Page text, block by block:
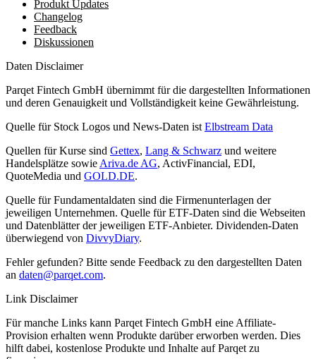
Produkt Updates
Changelog
Feedback
Diskussionen
Daten Disclaimer
Parqet Fintech GmbH übernimmt für die dargestellten Informationen
und deren Genauigkeit und Vollständigkeit keine Gewährleistung.
Quelle für Stock Logos und News-Daten ist Elbstream Data
Quellen für Kurse sind Gettex, Lang & Schwarz und weitere
Handelsplätze sowie Ariva.de AG, ActivFinancial, EDI,
QuoteMedia und GOLD.DE.
Quelle für Fundamentaldaten sind die Firmenunterlagen der
jeweiligen Unternehmen. Quelle für ETF-Daten sind die Webseiten
und Datenblätter der jeweiligen ETF-Anbieter. Dividenden-Daten
überwiegend von DivvyDiary.
Fehler gefunden? Bitte sende Feedback zu den dargestellten Daten
an daten@parqet.com.
Link Disclaimer
Für manche Links kann Parqet Fintech GmbH eine Affiliate-
Provision erhalten wenn Produkte darüber erworben werden. Dies
hilft dabei, kostenlose Produkte und Inhalte auf Parqet zu